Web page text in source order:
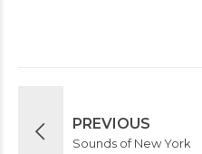
PREVIOUS
Sounds of New York